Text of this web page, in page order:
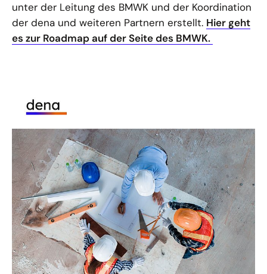
unter der Leitung des BMWK und der Koordination
der dena und weiteren Partnern erstellt. Hier geht
es zur Roadmap auf der Seite des BMWK.
01.07.25 PUBLIKATION
dena-Verteilnetzstudie II